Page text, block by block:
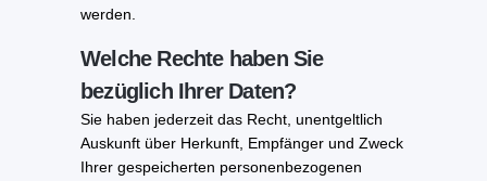
werden.
Welche Rechte haben Sie
bezüglich Ihrer Daten?
Sie haben jederzeit das Recht, unentgeltlich
Auskunft über Herkunft, Empfänger und Zweck
Ihrer gespeicherten personenbezogenen